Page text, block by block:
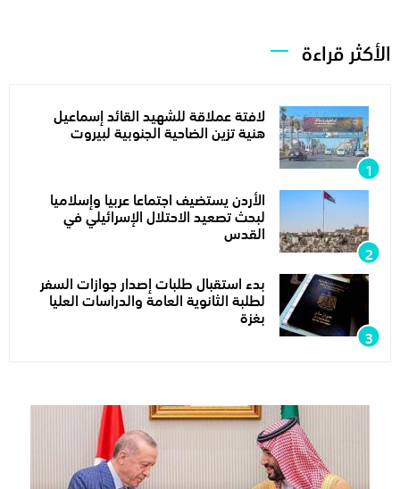
الأكثر قراءة
لافتة عملاقة للشهيد القائد إسماعيل
هنية تزين الضاحية الجنوبية لبيروت
الأردن يستضيف اجتماعا عربيا وإسلاميا
لبحث تصعيد الاحتلال الإسرائيلي في
القدس
بدء استقبال طلبات إصدار جوازات السفر
لطلبة الثانوية العامة والدراسات العليا
بغزة